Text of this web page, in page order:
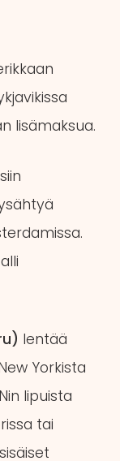
lisämaksua.
lentää
Yorkista
lipuista
tai